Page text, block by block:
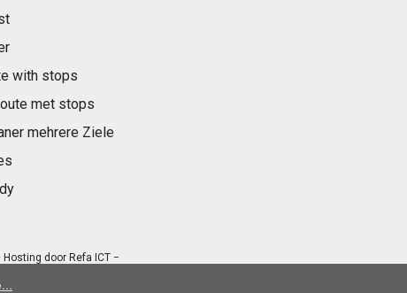
with stops
met stops
mehrere Ziele
Hosting door Refa ICT−